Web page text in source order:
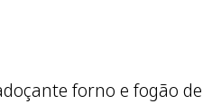
forno e fogão